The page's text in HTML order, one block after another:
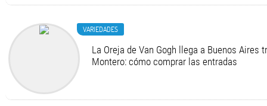
VARIEDADES
La Oreja de Van Gogh llega a Buenos Aires
Montero: cómo comprar las entradas